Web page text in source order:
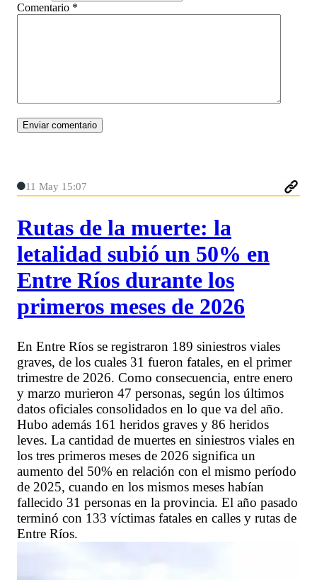
Comentario *
11 May 15:07
Rutas de la muerte: la
letalidad subió un 50% en
Entre Ríos durante los
primeros meses de 2026
En Entre Ríos se registraron 189 siniestros viales
graves, de los cuales 31 fueron fatales, en el primer
trimestre de 2026. Como consecuencia, entre enero
y marzo murieron 47 personas, según los últimos
datos oficiales consolidados en lo que va del año.
Hubo además 161 heridos graves y 86 heridos
leves. La cantidad de muertes en siniestros viales en
los tres primeros meses de 2026 significa un
aumento del 50% en relación con el mismo período
de 2025, cuando en los mismos meses habían
fallecido 31 personas en la provincia. El año pasado
terminó con 133 víctimas fatales en calles y rutas de
Entre Ríos.